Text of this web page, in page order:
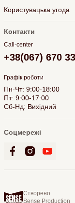
Користувацька угода
Контакти
Call-center
+38(067) 670
Графік роботи
Пн-Чт: 9:00-18:00
Пт: 9:00-17:00
Сб-Нд: Вихідний
Соцмережі
Створено
Sense Production